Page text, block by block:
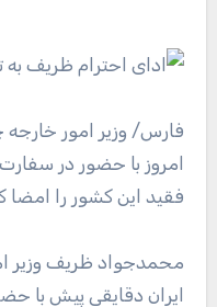
فارس/ وزیر امور
امروز با حضور در سفارت
فقید این کشور را امضا
محمدجواد ظریف وزیر
ایران دقایقی پیش با